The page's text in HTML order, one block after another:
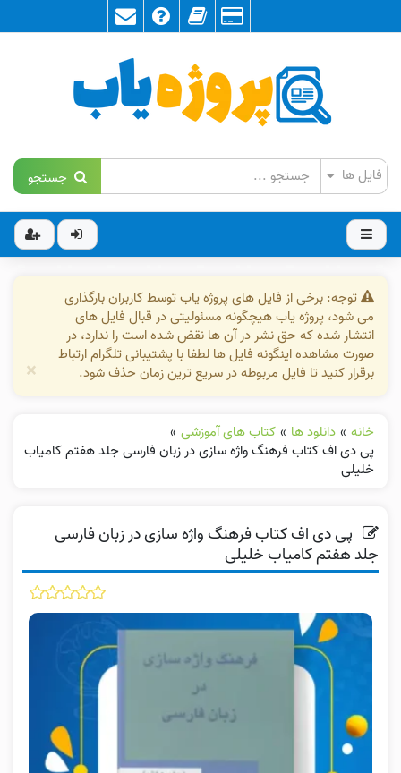
جستجو
توجه: برخی از فایل های پروژه یاب توسط کاربران بارگذاری
می شود، پروژه یاب هیچگونه مسئولیتی در قبال فایل های
انتشار شده که حق نشر در آن ها نقض شده است را ندارد، در
صورت مشاهده اینگونه فایل ها لطفا با پشتیبانی تلگرام ارتباط
برقرار کنید تا فایل مربوطه در سریع ترین زمان حذف شود.
×
خانه » دانلود ها » کتاب های آموزشی »
پی دی اف کتاب فرهنگ واژه سازی در زبان فارسی جلد هفتم کامیاب
خلیلی
پی دی اف کتاب فرهنگ واژه سازی در زبان فارسی
جلد هفتم کامیاب خلیلی